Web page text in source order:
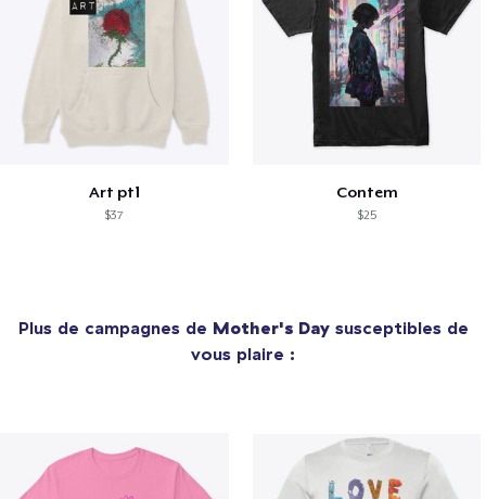
Art pt1
$37
Contem
$25
Plus de campagnes de Mother's Daysusceptibles de
vous plaire :